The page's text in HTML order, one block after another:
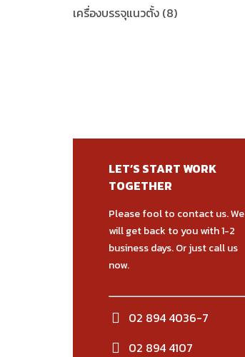
เครื่องบรรจุแนวตั้ง (8)
LET’S START WORK
TOGETHER
Please fool to contact us. We
will get back to you with 1-2
business days. Or just call us
now.
02 894 4036-7
02 894 4107